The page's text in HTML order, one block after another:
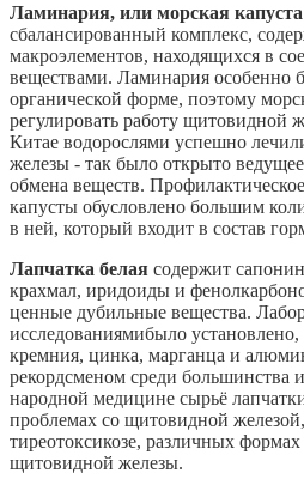
Ламинария, или морская капуста
сбалансированный комплекс,
макроэлементов, находящихся в
веществами. Ламинария особенно
органической форме, поэтому
регулировать работу щитовидной
Китае водорослями успешно
железы - так было открыто
обмена веществ.
капусты обусловлено большим
в ней, который входит в состав
Лапчатка белая содержит
крахмал, иридоиды и
ценные дубильные вещества.
исследованиямибыло
кремния, цинка, марганца и
рекордсменом среди большинства
народной медицине сырьё
проблемах со щитовидной
тиреотоксикозе, различных
щитовидной железы.